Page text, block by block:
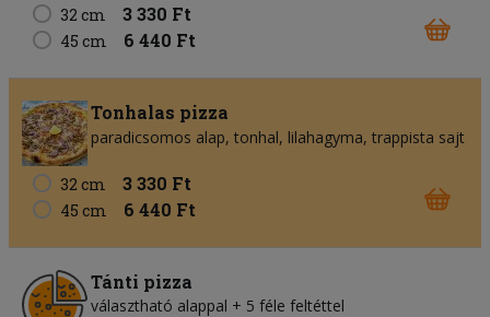
32 cm
3 330 Ft
45 cm 6 440 Ft
Tonhalas pizza
paradicsomos alap tonhal lilahagyma trappista sajt
32 cm 3 330 Ft
45 cm 6 440 Ft
Tánti pizza
választható alappal + 5 féle feltéttel